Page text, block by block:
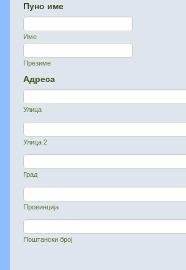
Пуно име
Име
Презиме
Адреса
Улица
Улица 2
Град
Провинција
Поштански број